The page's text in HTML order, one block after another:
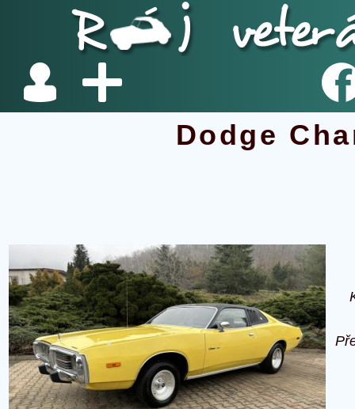
Dodge